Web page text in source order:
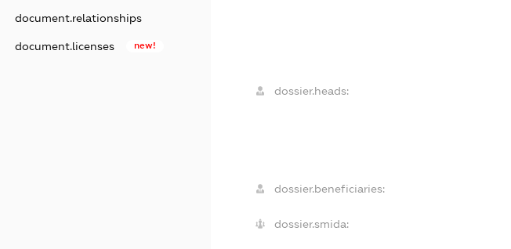
document.relationships
document.licenses new!
dossier.heads:
dossier.beneficiaries:
dossier.smida: